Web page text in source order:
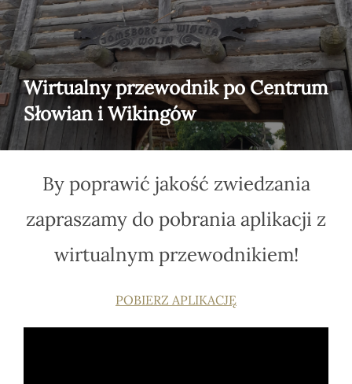
Wirtualny przewodnik po Centrum
Słowian i Wikingów
By poprawić jakość zwiedzania
zapraszamy do pobrania aplikacji z
wirtualnym przewodnikiem!
POBIERZ APLIKACJĘ